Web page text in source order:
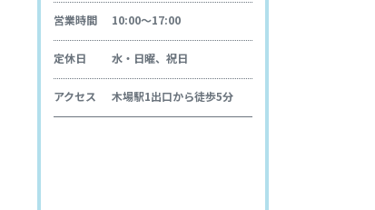
営業時間 10:00～17:00
定休日 水・日曜、祝日
アクセス 木場駅1出口から徒歩5分